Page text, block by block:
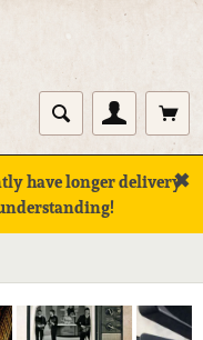
have longer delivery✖